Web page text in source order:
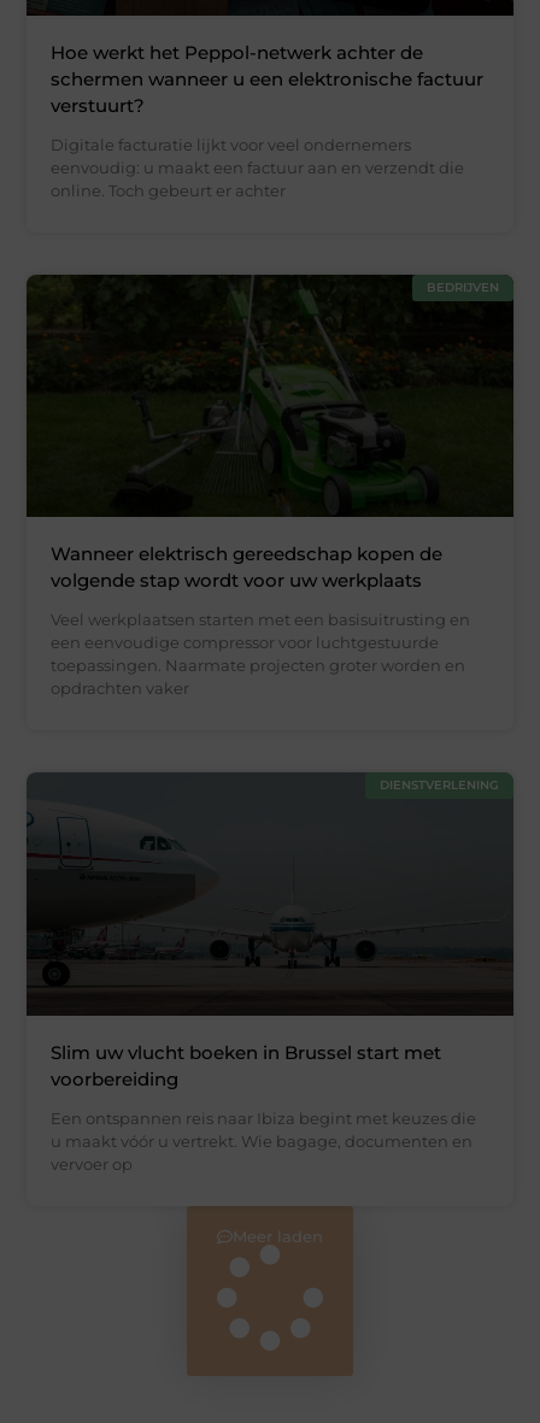
Hoe werkt het Peppol-netwerk achter de
schermen wanneer u een elektronische factuur
verstuurt?
Digitale facturatie lijkt voor veel ondernemers
eenvoudig: u maakt een factuur aan en verzendt die
online. Toch gebeurt er achter
BEDRIJVEN
Wanneer elektrisch gereedschap kopen de
volgende stap wordt voor uw werkplaats
Veel werkplaatsen starten met een basisuitrusting en
een eenvoudige compressor voor luchtgestuurde
toepassingen. Naarmate projecten groter worden en
opdrachten vaker
DIENSTVERLENING
Slim uw vlucht boeken in Brussel start met
voorbereiding
Een ontspannen reis naar Ibiza begint met keuzes die
u maakt vóór u vertrekt. Wie bagage, documenten en
vervoer op
Meer laden